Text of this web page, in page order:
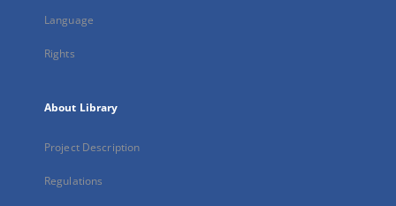
Language
Rights
About Library
Project Description
Regulations